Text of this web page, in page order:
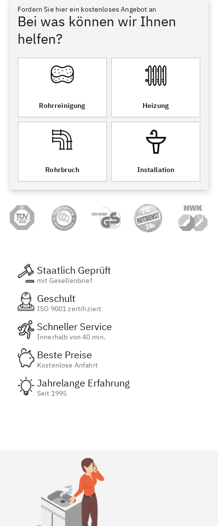
Fordern Sie hier ein kostenloses Angebot an
Bei was können wir Ihnen
helfen?
Rohrreinigung Heizung
Rohrbruch Installation
Staatlich Geprüft
mit Gesellenbrief
Geschult
ISO 9001 zertifiziert
Schneller Service
Innerhalb von 40 min.
Beste Preise
Kostenlose Anfahrt
Jahrelange Erfahrung
Seit 1995